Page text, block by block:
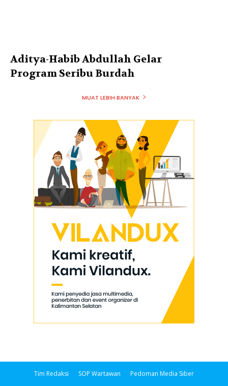
Aditya-Habib Abdullah Gelar
Program Seribu Burdah
MUAT LEBIH BANYAK
Tim Redaksi SOP Wartawan Pedoman Media Siber